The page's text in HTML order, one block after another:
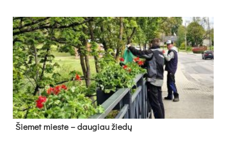
Šie­met mies­te – dau­giau žie­dų